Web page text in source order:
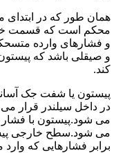
همان طور که در ابتدای
محکم است که قسمت
و فشارهای وارده
و صیقلی باشد که
کند.
پیستون یا شفت جک
در داخل سیلندر قرار
می شود.پیستون با
می شود.سطح خارجی
برابر فشارهایی که